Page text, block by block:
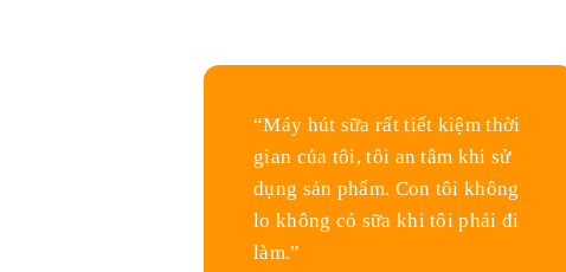
“Máy hút sữa rất tiết kiệm thời
gian của tôi, tôi an tâm khi sử
dụng sản phẩm. Con tôi không
lo không có sữa khi tôi phải đi
làm.”